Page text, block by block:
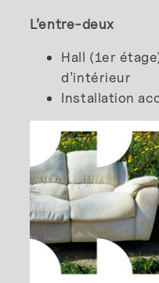
L’entre-deux
Hall (1er
d’intérieur
Installation